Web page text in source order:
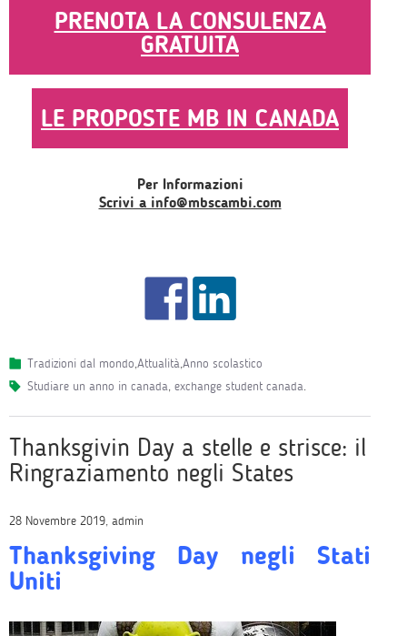
PRENOTA LA CONSULENZA
GRATUITA
LE PROPOSTE MB IN CANADA
Per Informazioni
Scrivi a info@mbscambi.com
Tradizioni dal mondo,Attualità,Anno scolastico
studiare un anno in canada, exchange student canada.
Thanksgivin Day a stelle e strisce: il
Ringraziamento negli States
28 Novembre 2019, admin
Thanksgiving Day negli Stati
Uniti